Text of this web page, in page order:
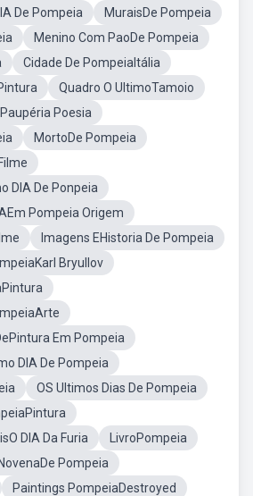
De Pompeia
MuraisDe Pompeia
Menino Com PaoDe Pompeia
Cidade De PompeiaItália
Quadro O UltimoTamoio
Poesia
MortoDe Pompeia
DIA De Ponpeia
Pompeia Origem
Imagens EHistoria De Pompeia
Bryullov
Em Pompeia
DIA De Pompeia
OS Ultimos Dias De Pompeia
DIA Da Furia
LivroPompeia
NovenaDe Pompeia
Paintings PompeiaDestroyed